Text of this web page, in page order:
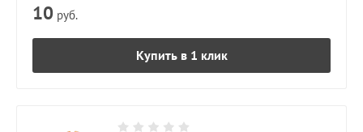
10 руб.
Купить в 1 клик